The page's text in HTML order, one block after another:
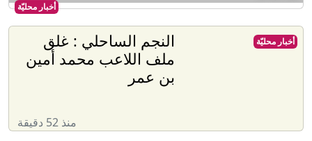
أخبار محليّة
النجم الساحلي : غلق
ملف اللاعب محمد أمين
بن عمر
منذ 52 دقيقة
أخبار محليّة